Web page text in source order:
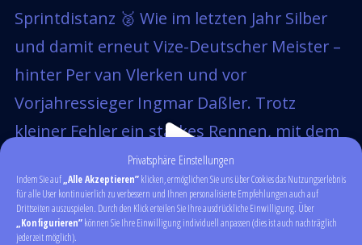
Privatsphäre Einstellungen
Indem Sie auf„Alle Akzeptieren”klicken, ermöglichen Sie uns über Cookies das Nutzungserlebnis
für alle User kontinuierlich zu verbessern und Ihnen personalisierte Empfehlungen auch auf
Drittseiten auszuspielen. Durch den Klick erteilen Sie Ihre ausdrückliche Einwilligung. Über
„Konfigurieren”können Sie Ihre Einwilligung individuell anpassen (dies ist auch nachträglich
jederzeit möglich).